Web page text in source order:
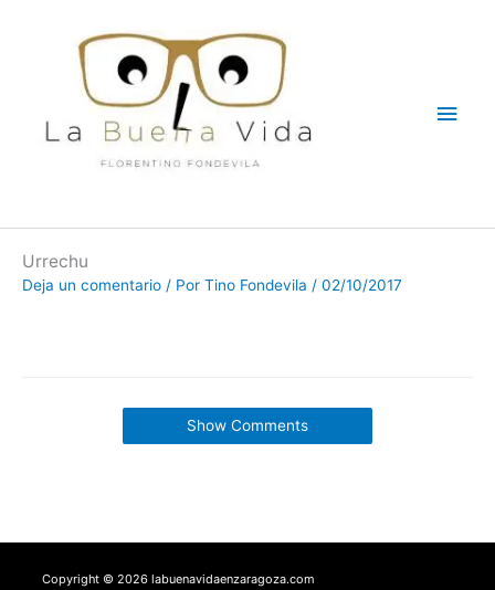
Urrechu
Deja un comentario / Por Tino Fondevila / 02/10/2017
Show Comments
Copyright © 2026 labuenavidaenzaragoza.com